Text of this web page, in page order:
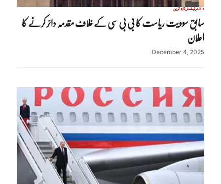
انٹرنیشنلتازہ ترین
سابق سوویت ریاست کا بی بی سی کے خلاف مقدمہ دائر کرنے کا
اعلان
December 4, 2025